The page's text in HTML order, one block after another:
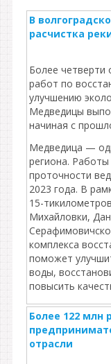
В
расчистка
Более четверти
работ по
улучшению
Медведицы
начиная с
Медведица —
региона.
проточности
2023 года. В
15-
Михайловки,
комплекса
поможет
воды,
повысить
Более 122 млн
отрасли